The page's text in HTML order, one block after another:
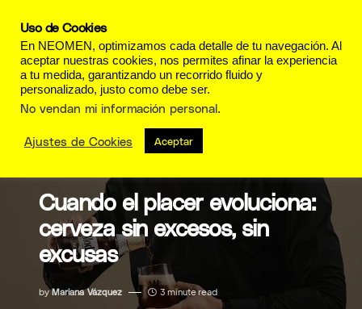
Cuando el placer evoluciona:
cerveza sin excesos, sin
excusas
by Mariana Vázquez 3 minute read
Uso de Cookies
En NEOMEN, optimizamos cada detalle de tu navegación. Al
aceptar nuestras cookies, nos permites afinar la experiencia
a tu medida, garantizando un recorrido fluido y
personalizado, justo como debe ser.
No vendan mi información personal.
Ajustes de Cookies Aceptar